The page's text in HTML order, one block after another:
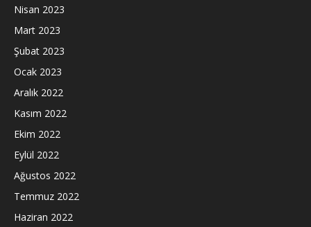
Nisan 2023
Mart 2023
Şubat 2023
Ocak 2023
Aralık 2022
Kasım 2022
Ekim 2022
Eylül 2022
Ağustos 2022
Temmuz 2022
Haziran 2022